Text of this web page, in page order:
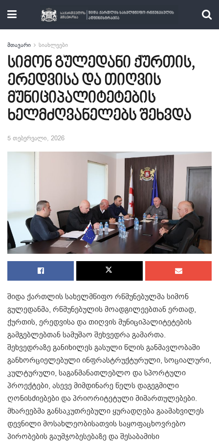
მთავარი სიახლეები
სიმონ გულედანი ქურთის,
ერედვისა და თიღვის
მუნიციპალიტეტების
ხელმძღვანელებს შეხვდა
5 თებერვალი, 2026
შიდა ქართლის სახელმწიფო რწმუნებულმა სიმონ
გულედანმა, რწმუნებულის მოადგილეებთან ერთად,
ქურთის, ერედვისა და თიღვის მუნიციპალიტეტების
გამგებლებთან სამუშაო შეხვედრა გამართა.
შეხვედრაზე განიხილეს გასული წლის განმავლობაში
განხორციელებული ინფრასტრუქტურული, სოციალური,
კულტურული, საგანმანათლებლო და სპორტული
პროექტები, ასევე მიმდინარე წელს დაგეგმილი
ღონისძიებები და პრიორიტეტული მიმართულებები.
მხარეებმა განსაკუთრებული ყურადღება გაამახვილეს
დევნილი მოსახლეობისათვის საყოფაცხოვრებო
პირობების გაუმჯობესებაზე და შესაბამისი